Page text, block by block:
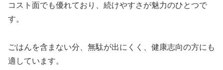
コスト面でも優れており、続けやすさが魅力のひとつで
す。
ごはんを含まない分、無駄が出にくく、健康志向の方にも
適しています。